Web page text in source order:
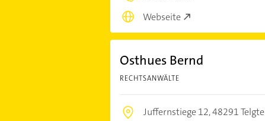
Webseite
Osthues Bernd
RECHTSANWÄLTE
Juffernstiege 12,48291 Telgte